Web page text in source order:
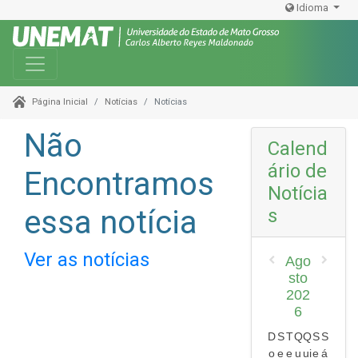
Idioma
Toggle navigation
Página Inicial Notícias Notícias
Não
Encontramos
essa notícia
Ver as notícias
Calend
ário de
Notícia
s
Ago
sto
202
6
D
o
S
e
T
e
Q
u
Q
ui
S
e
S
á